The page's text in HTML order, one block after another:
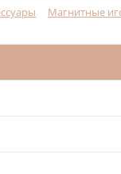
Магнитные